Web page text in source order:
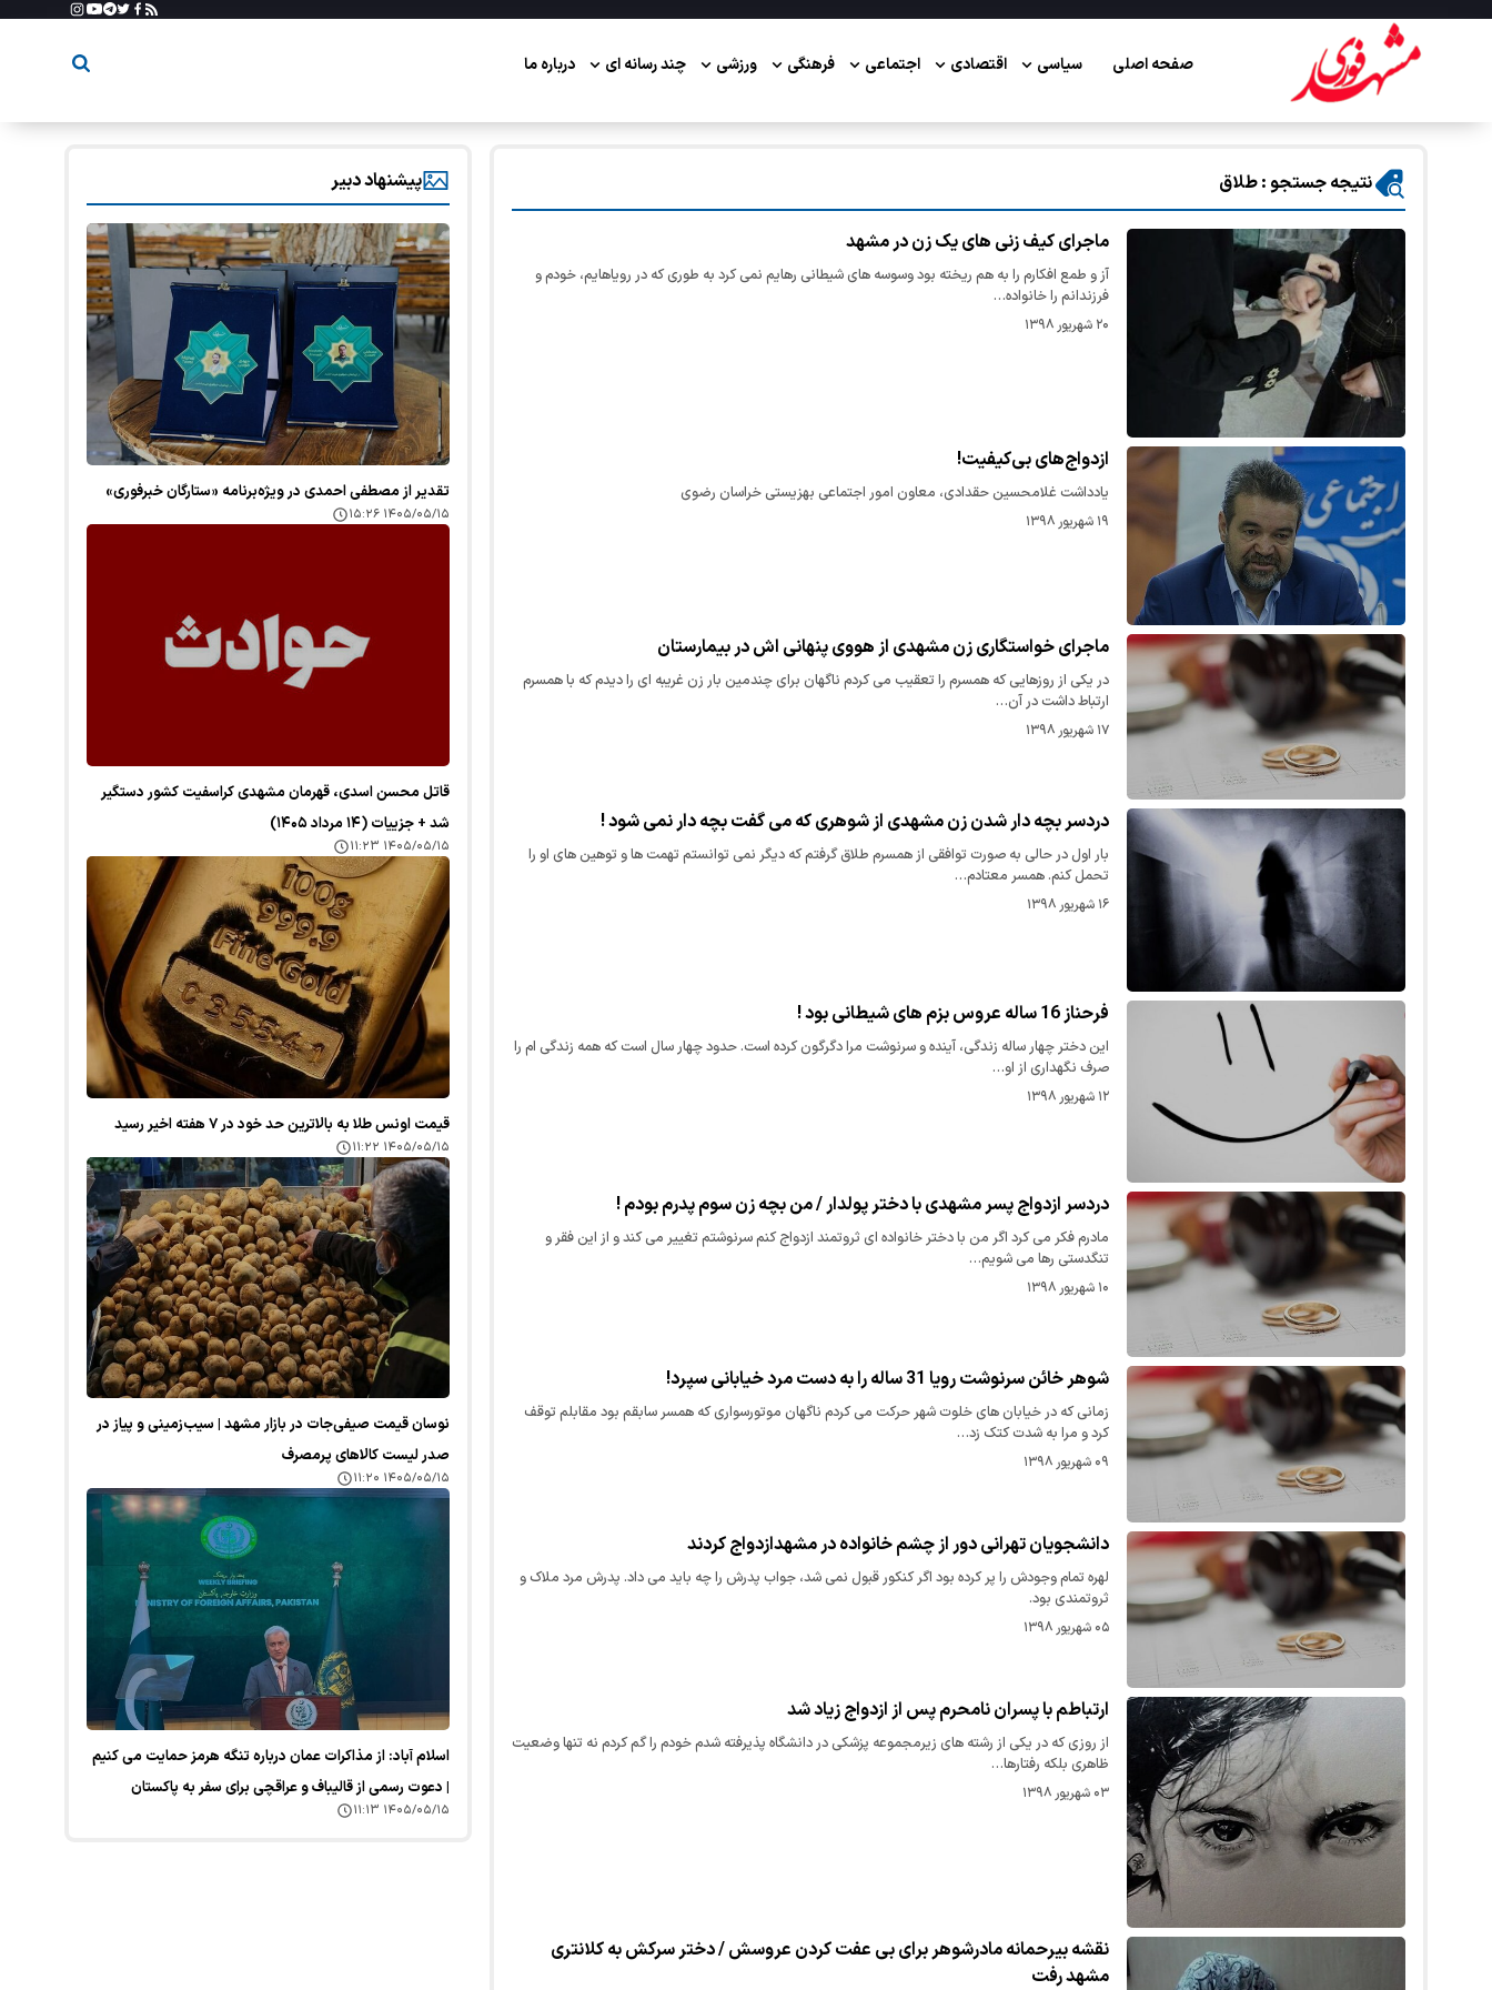
صفحه اصلی سیاسی اقتصادی اجتماعی فرهنگی ورزشی چند رسانه ای درباره ما
نتیجه جستجو : طلاق
ماجرای کیف زنی های یک زن در مشهد
آز و طمع افکارم را به هم ریخته بود وسوسه های شیطانی رهایم نمی کرد به طوری که در رویاهایم، خودم و
فرزندانم را خانواده…
۲۰ شهریور ۱۳۹۸
ازدواج‌های بی‌کیفیت!
یادداشت غلامحسین حقدادی، معاون امور اجتماعی بهزیستی خراسان رضوی
۱۹ شهریور ۱۳۹۸
ماجرای خواستگاری زن مشهدی از هووی پنهانی اش در بیمارستان
در یکی از روزهایی که همسرم را تعقیب می کردم ناگهان برای چندمین بار زن غریبه ای را دیدم که با همسرم
ارتباط داشت در آن…
۱۷ شهریور ۱۳۹۸
دردسر بچه دار شدن زن مشهدی از شوهری که می گفت بچه دار نمی شود !
بار اول در حالی به صورت توافقی از همسرم طلاق گرفتم که دیگر نمی توانستم تهمت ها و توهین های او را
تحمل کنم. همسر معتادم…
۱۶ شهریور ۱۳۹۸
فرحناز 16 ساله عروس بزم های شیطانی بود !
این دختر چهار ساله زندگی، آینده و سرنوشت مرا دگرگون کرده است. حدود چهار سال است که همه زندگی ام را
صرف نگهداری از او…
۱۲ شهریور ۱۳۹۸
دردسر ازدواج پسر مشهدی با دختر پولدار / من بچه زن سوم پدرم بودم !
مادرم فکر می کرد اگر من با دختر خانواده ای ثروتمند ازدواج کنم سرنوشتم تغییر می کند و از این فقر و
تنگدستی رها می شویم…
۱۰ شهریور ۱۳۹۸
شوهر خائن سرنوشت رویا 31 ساله را به دست مرد خیابانی سپرد!
زمانی که در خیابان های خلوت شهر حرکت می کردم ناگهان موتورسواری که همسر سابقم بود مقابلم توقف
کرد و مرا به شدت کتک زد…
۰۹ شهریور ۱۳۹۸
دانشجویان تهرانی دور از چشم خانواده در مشهدازدواج کردند
لهره تمام وجود‌ش را پر کرد‌ه بود‌ اگر کنکور قبول نمی شد، جواب پدرش را چه باید می داد. پد‌رش مرد‌ ملاک و
ثروتمند‌ی بود‌.
۰۵ شهریور ۱۳۹۸
ارتباطم با پسران نامحرم پس از ازدواج زیاد شد
از روزی که در یکی از رشته های زیرمجموعه پزشکی در دانشگاه پذیرفته شدم خودم را گم کردم نه تنها وضعیت
ظاهری بلکه رفتارها…
۰۳ شهریور ۱۳۹۸
نقشه بیرحمانه مادرشوهر برای بی عفت کردن عروسش / دختر سرکش به کلانتری
مشهد رفت
پیشنهاد دبیر
تقدیر از مصطفی احمدی در ویژه‌برنامه «ستارگان خبرفوری»
۱۴۰۵/۰۵/۱۵ ۱۵:۲۶
قاتل محسن اسدی، قهرمان مشهدی کراسفیت کشور دستگیر
شد + جزییات (۱۴ مرداد ۱۴۰۵)
۱۴۰۵/۰۵/۱۵ ۱۱:۲۳
قیمت اونس طلا به بالاترین حد خود در ۷ هفته اخیر رسید
۱۴۰۵/۰۵/۱۵ ۱۱:۲۲
نوسان قیمت صیفی‌جات در بازار مشهد | سیب‌زمینی و پیاز در
صدر لیست کالا‌های پرمصرف
۱۴۰۵/۰۵/۱۵ ۱۱:۲۰
اسلام آباد: از مذاکرات عمان درباره تنگه هرمز حمایت می کنیم
| دعوت رسمی از قالیباف و عراقچی برای سفر به پاکستان
۱۴۰۵/۰۵/۱۵ ۱۱:۱۳